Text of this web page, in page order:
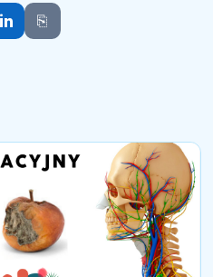
in ⎘